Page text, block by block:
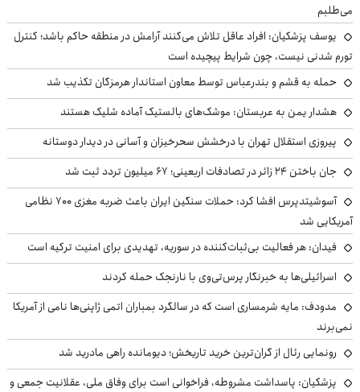
می‌طلبم
یوسف پزشکیان: افراد عاقل تلاش می‌کنند آرامش در منطقه حاکم باشد؛ کنترل
تورم شدنی نیست، چون شرایط پیچیده است
حمله به قشم و بندرعباس توسط معاون استاندار هرمزگان تکذیب شد
هشدار یمن به عربستان: موشک‌های بالستیک آماده شلیک هستند
پیروزی استقلال تهران با درخشش سحرخیزان و آسانی در دیدار دوستانه
جان باختن ۲۴ زائر در تصادفات اربعینی؛ ۶۷ میلیون تردد ثبت شد
آسوشیتدپرس افشا کرد: حملات سنگین ایران باعث ضربه مغزی ۷۰۰ نظامی
آمریکایی شد
فیدان: هر فعالیت بی‌ثبات‌کننده در سوریه، تهدیدی برای امنیت ترکیه است
اسرائیلی‌ها به خبرنگار پرس‌تی‌وی با نارنجک حمله کردند
مدودف: مایه شرمساری است که در سالگرد بمباران اتمی ژاپنی‌ها نامی از آمریکا
نمی‌برند
رونمایی رئال از گران‌ترین خرید تاریخش؛ دیومانده راهی مادرید شد
پزشکیان: پاسداشت مشروطه، فراخوانی است برای وفاق ملی، عقلانیت جمعی و